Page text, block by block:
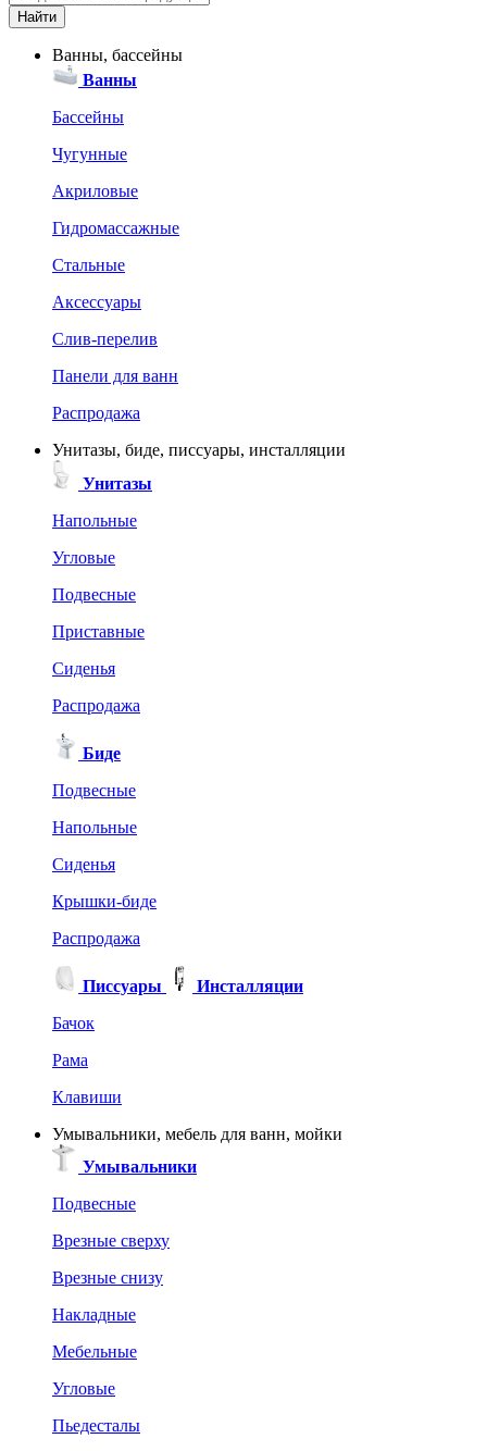
Ванны, бассейны
Ванны
Бассейны
Чугунные
Акриловые
Гидромассажные
Стальные
Аксессуары
Слив-перелив
Панели для ванн
Распродажа
Унитазы, биде, писсуары, инсталляции
Унитазы
Напольные
Угловые
Подвесные
Приставные
Сиденья
Распродажа
Биде
Подвесные
Напольные
Сиденья
Крышки-биде
Распродажа
Писсуары
Инсталляции
Бачок
Рама
Клавиши
Умывальники, мебель для ванн, мойки
Умывальники
Подвесные
Врезные сверху
Врезные снизу
Накладные
Мебельные
Угловые
Пьедесталы